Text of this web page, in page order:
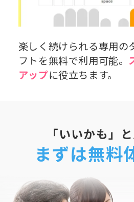
楽しく続けられる専用の
フトを無料で利用可能。
アップに役立ちます。
「いいかも」
まずは無料